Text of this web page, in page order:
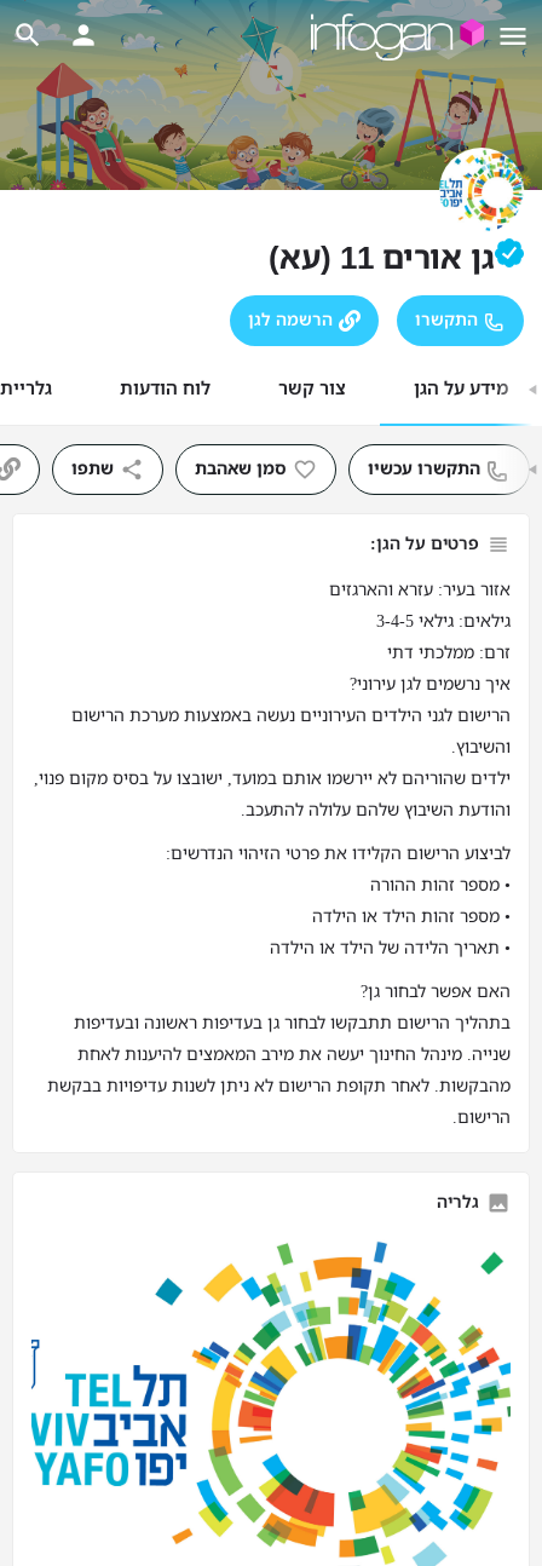
גן אורים 11 (עא)
התקשרו הרשמה לגן
מידע על הגן צור קשר לוח הודעות
התקשרו עכשיו סמן שאהבת שתפו
פרטים על הגן:
אזור בעיר: עזרא והארגזים
גילאים: גילאי 3-4-5
זרם: ממלכתי דתי
איך נרשמים לגן עירוני?
הרישום לגני הילדים העירוניים נעשה באמצעות מערכת הרישום
והשיבוץ.
ילדים שהוריהם לא יירשמו אותם במועד, ישובצו על בסיס מקום פנוי,
והודעת השיבוץ שלהם עלולה להתעכב.
לביצוע הרישום הקלידו את פרטי הזיהוי הנדרשים:
• מספר זהות ההורה
• מספר זהות הילד או הילדה
• תאריך הלידה של הילד או הילדה
האם אפשר לבחור גן?
בתהליך הרישום תתבקשו לבחור גן בעדיפות ראשונה ובעדיפות
שנייה. מינהל החינוך יעשה את מירב המאמצים להיענות לאחת
מהבקשות. לאחר תקופת הרישום לא ניתן לשנות עדיפויות בבקשת
הרישום.
גלריה